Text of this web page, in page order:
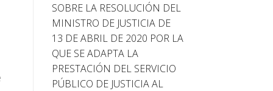
SOBRE LA RESOLUCIÓN DEL
MINISTRO DE JUSTICIA DE
13 DE ABRIL DE 2020 POR LA
QUE SE ADAPTA LA
PRESTACIÓN DEL SERVICIO
PÚBLICO DE JUSTICIA AL